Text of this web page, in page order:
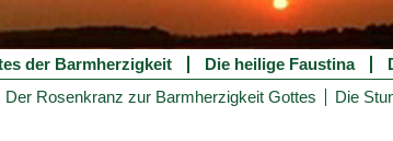
der Barmherzigkeit Die heilige Faustina
Der Rosenkranz zur Barmherzigkeit Gottes Die